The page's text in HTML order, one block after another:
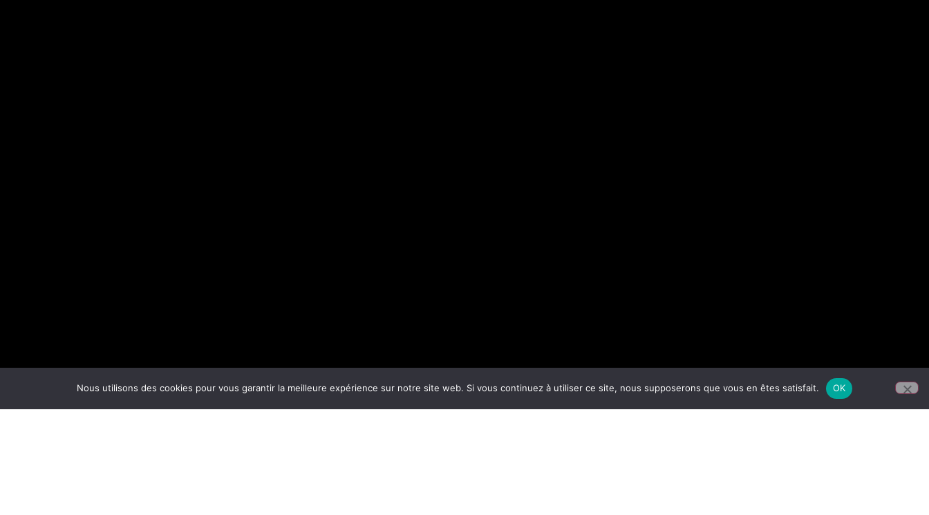
Nous utilisons des cookies pour vous garantir la meilleure expérience sur notre site web. Si vous continuez à utiliser ce site, nous supposerons que vous en êtes satisfait. OK